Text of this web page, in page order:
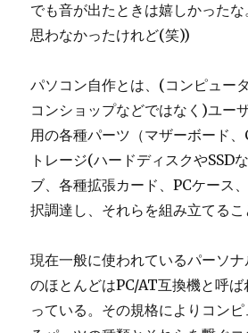
でも音が出たときは嬉しかった
思わなかったけれど(笑))
パソコン自作とは、(コンピュー
コンショップなどではなく)ユー
用の各種パーツ（マザーボード
トレージ(ハードディスクやSSD
ブ、各種拡張カード、PCケース
択調達し、それらを組み立てるこ
現在一般に使われているパーソ
のほとんどはPC/AT互換機と呼
っている。その規格によりコン